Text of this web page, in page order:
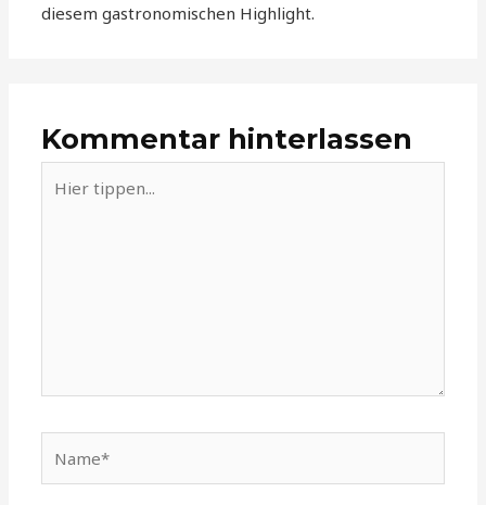
diesem gastronomischen Highlight.
Kommentar hinterlassen
tippen...